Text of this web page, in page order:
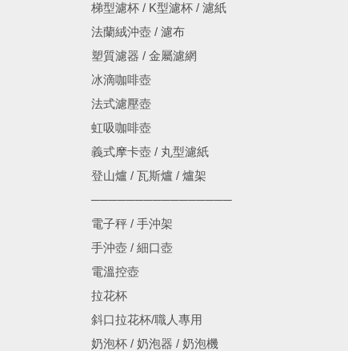
梯型濾杯 / K型濾杯 / 濾紙
法蘭絨沖壺 / 濾布
塑質濾器 / 金屬濾網
冰滴咖啡壺
法式濾壓壺
虹吸咖啡壺
義式摩卡壺 / 丸型濾紙
登山爐 / 瓦斯爐 / 爐架
────────────────
電子秤 / 手沖架
手沖壺 / 細口壺
電溫控壺
拉花杯
斜口拉花杯/職人專用
奶泡杯 / 奶泡器 / 奶泡機